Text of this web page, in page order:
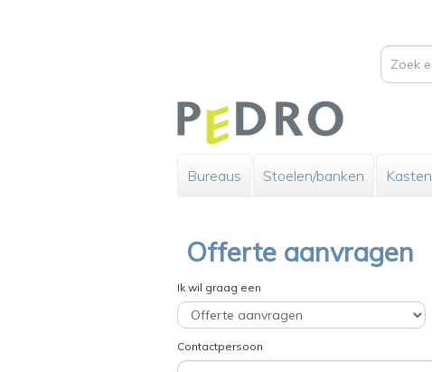
Bureaus Stoelen/banken Kasten
Offerte aanvragen
Ik wil graag een
Contactpersoon